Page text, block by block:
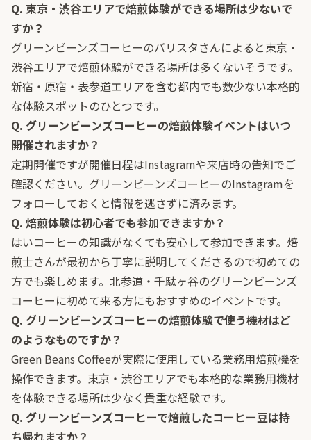
Q. 東京・渋谷エリアで焙煎体験ができる場所は少ないで
すか？
グリーンビーンズコーヒーのバリスタさんによると東京・
渋谷エリアで焙煎体験ができる場所は多くないそうです。
新宿・原宿・表参道エリアを含む都内でも数少ない本格的
な体験スポットのひとつです。
Q. グリーンビーンズコーヒーの焙煎体験イベントはいつ
開催されますか？
定期開催ですが開催日程はInstagramや来店時の告知でご
確認ください。グリーンビーンズコーヒーのInstagramを
フォローしておくと情報を逃さずに済みます。
Q. 焙煎体験は初心者でも参加できますか？
はいコーヒーの知識がなくても安心して参加できます。焙
煎士さんが最初から丁寧に説明してくださるので初めての
方でも楽しめます。北参道・千駄ヶ谷のグリーンビーンズ
コーヒーに初めて来る方にもおすすめのイベントです。
Q. グリーンビーンズコーヒーの焙煎体験で使う機材はど
のようなものですか？
Green Beans Coffeeが実際に使用している業務用焙煎機を
操作できます。東京・渋谷エリアでも本格的な業務用機材
を体験できる場所は少なく貴重な経験です。
Q. グリーンビーンズコーヒーで焙煎したコーヒー豆は持
ち帰れますか？